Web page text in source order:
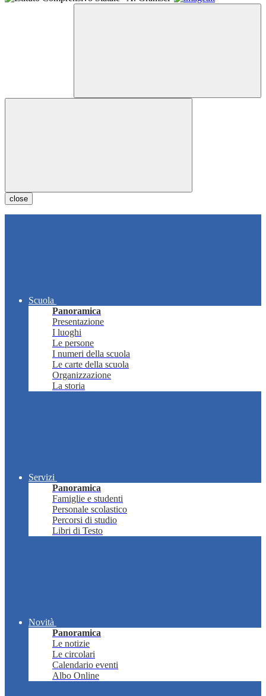
close
Scuola
Panoramica
Presentazione
I luoghi
Le persone
I numeri della scuola
Le carte della scuola
Organizzazione
La storia
Servizi
Panoramica
Famiglie e studenti
Personale scolastico
Percorsi di studio
Libri di Testo
Novità
Panoramica
Le notizie
Le circolari
Calendario eventi
Albo Online